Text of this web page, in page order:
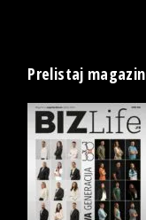
Prelistaj magazin